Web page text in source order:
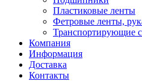
Пластиковые ленты
Фетровые ленты,
Транспортирующие
Компания
Информация
Доставка
Контакты